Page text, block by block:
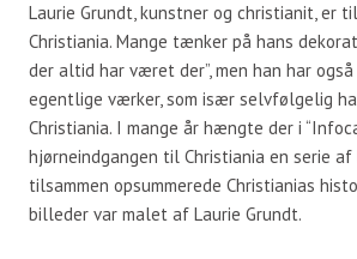
Laurie Grundt, kunstner og christianit, er
Christiania. Mange tænker på hans
der altid har været der”, men han har
egentlige værker, som især selvfølgelig
Christiania. I mange år hængte der i
hjørneindgangen til Christiania en serie
tilsammen opsummerede Christianias
billeder var malet af Laurie Grundt.